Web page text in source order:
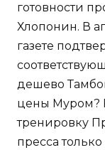
готовности
Хлопонин. В
газете
дешево
цены Муром?
тренировку
пресса